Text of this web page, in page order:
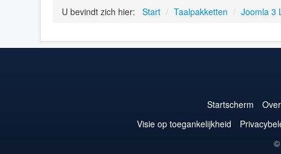
U bevindt zich hier: Start / Taalpakketten / Joomla 3
Startscherm Over
Visie op toegankelijkheid
©